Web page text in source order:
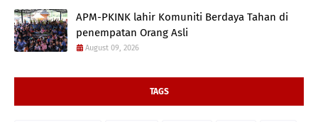
APM-PKINK lahir Komuniti Berdaya Tahan di
penempatan Orang Asli
August 09, 2026
TAGS